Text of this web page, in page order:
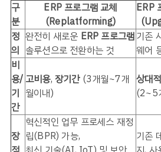
구
분
ERP 프로그램 교체
(Replatforming)
ERP
정
의
완전히 새로운 ERP 프로그램
솔루션으로 전환하는 것
기존
웨어
비
용/
기
간
고비용,장기간(3개월~7개
월이내)
상대
(2~5
장
혁신적인 업무 프로세스 재정
립(BPR) 가능,
기존